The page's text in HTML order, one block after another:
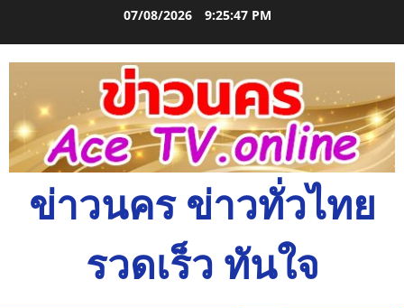
07/08/2026 9:25:48 PM
ข่าวนคร ข่าวทั่วไทย
รวดเร็ว ทันใจ